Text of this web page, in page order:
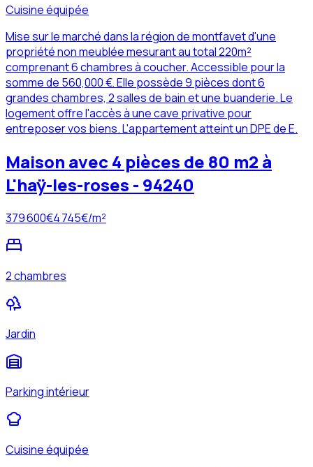
Cuisine équipée
Mise sur le marché dans la région de montfavet d'une
propriété non meublée mesurant au total 220m²
comprenant 6 chambres à coucher. Accessible pour la
somme de 560,000 €. Elle possède 9 pièces dont 6
grandes chambres, 2 salles de bain et une buanderie. Le
logement offre l'accès à une cave privative pour
entreposer vos biens. L'appartement atteint un DPE de E.
Maison avec 4 pièces de 80 m2 à
L'haÿ-les-roses - 94240
379 600€4 745€/m²
2 chambres
Jardin
Parking intérieur
Cuisine équipée